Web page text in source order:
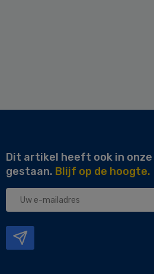
Dit artikel heeft ook in
gestaan. Blijf op de hoogte.
Uw